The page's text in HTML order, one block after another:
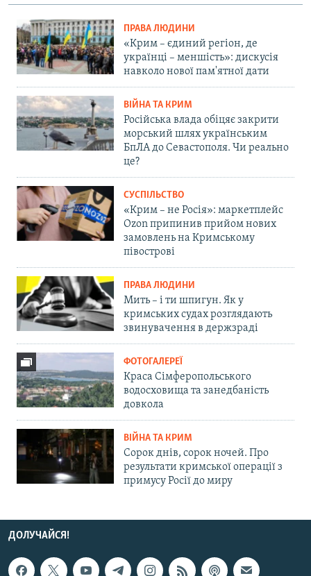
ПРАВА ЛЮДИНИ
«Крим – єдиний регіон, де
українці – меншість»: дискусія
навколо нової пам'ятної дати
ВІЙНА ТА КРИМ
Російська влада обіцяє закрити
морський шлях українським
БпЛА до Севастополя. Чи реально
це?
СУСПІЛЬСТВО
«Крим – не Росія»: маркетплейс
Ozon припинив прийом нових
замовлень на Кримському
півострові
ПРАВА ЛЮДИНИ
Мить – і ти шпигун. Як у
кримських судах розглядають
звинувачення в держзраді
ФОТОГАЛЕРЕЇ
Краса Сімферопольського
водосховища та занедбаність
довкола
ВІЙНА ТА КРИМ
Сорок днів, сорок ночей. Про
результати кримської операції з
примусу Росії до миру
ДОЛУЧАЙСЯ!